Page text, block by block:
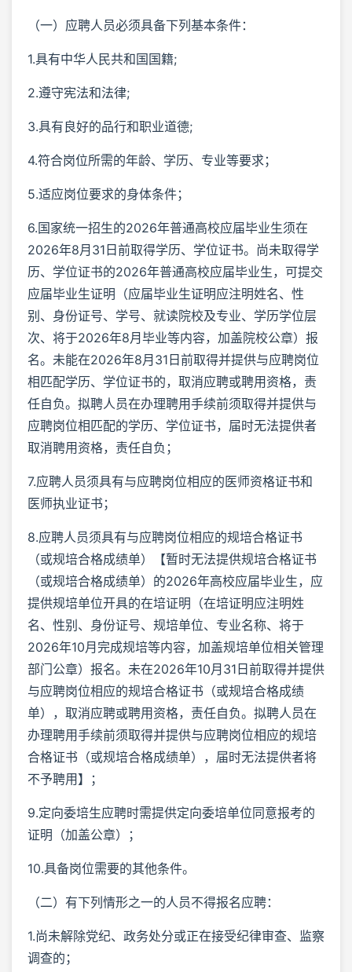
（一）应聘人员必须具备下列基本条件：
1.具有中华人民共和国国籍;
2.遵守宪法和法律;
3.具有良好的品行和职业道德;
4.符合岗位所需的年龄、学历、专业等要求；
5.适应岗位要求的身体条件；
6.国家统一招生的2026年普通高校应届毕业生须在
2026年8月31日前取得学历、学位证书。尚未取得学
历、学位证书的2026年普通高校应届毕业生，可提交
应届毕业生证明（应届毕业生证明应注明姓名、性
别、身份证号、学号、就读院校及专业、学历学位层
次、将于2026年8月毕业等内容，加盖院校公章）报
名。未能在2026年8月31日前取得并提供与应聘岗位
相匹配学历、学位证书的，取消应聘或聘用资格，责
任自负。拟聘人员在办理聘用手续前须取得并提供与
应聘岗位相匹配的学历、学位证书，届时无法提供者
取消聘用资格，责任自负；
7.应聘人员须具有与应聘岗位相应的医师资格证书和
医师执业证书；
8.应聘人员须具有与应聘岗位相应的规培合格证书
（或规培合格成绩单）【暂时无法提供规培合格证书
（或规培合格成绩单）的2026年高校应届毕业生，应
提供规培单位开具的在培证明（在培证明应注明姓
名、性别、身份证号、规培单位、专业名称、将于
2026年10月完成规培等内容，加盖规培单位相关管理
部门公章）报名。未在2026年10月31日前取得并提供
与应聘岗位相应的规培合格证书（或规培合格成绩
单），取消应聘或聘用资格，责任自负。拟聘人员在
办理聘用手续前须取得并提供与应聘岗位相应的规培
合格证书（或规培合格成绩单），届时无法提供者将
不予聘用】；
9.定向委培生应聘时需提供定向委培单位同意报考的
证明（加盖公章）；
10.具备岗位需要的其他条件。
（二）有下列情形之一的人员不得报名应聘：
1.尚未解除党纪、政务处分或正在接受纪律审查、监察
调查的；